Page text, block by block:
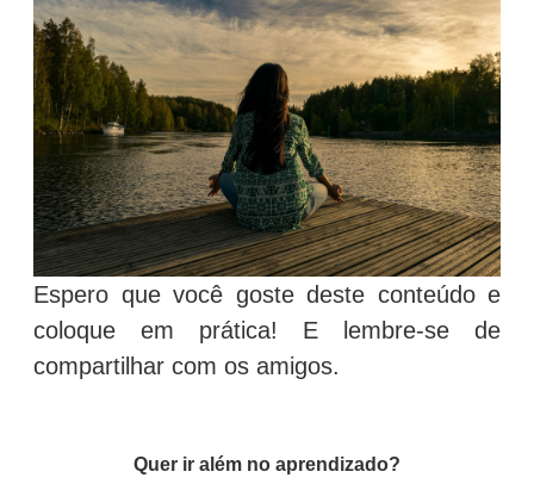
Espero que você goste deste conteúdo e
coloque em prática! E lembre-se de
compartilhar com os amigos.
Quer ir além no aprendizado?